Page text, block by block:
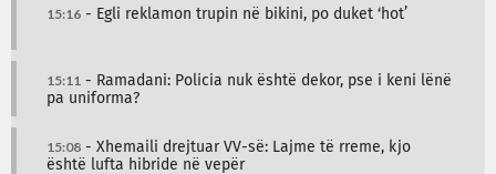
15:16 - Egli reklamon trupin në bikini, po duket ‘hot’
15:11 - Ramadani: Policia nuk është dekor, pse i keni lënë
pa uniforma?
15:08 - Xhemaili drejtuar VV-së: Lajme të rreme, kjo
është lufta hibride në vepër